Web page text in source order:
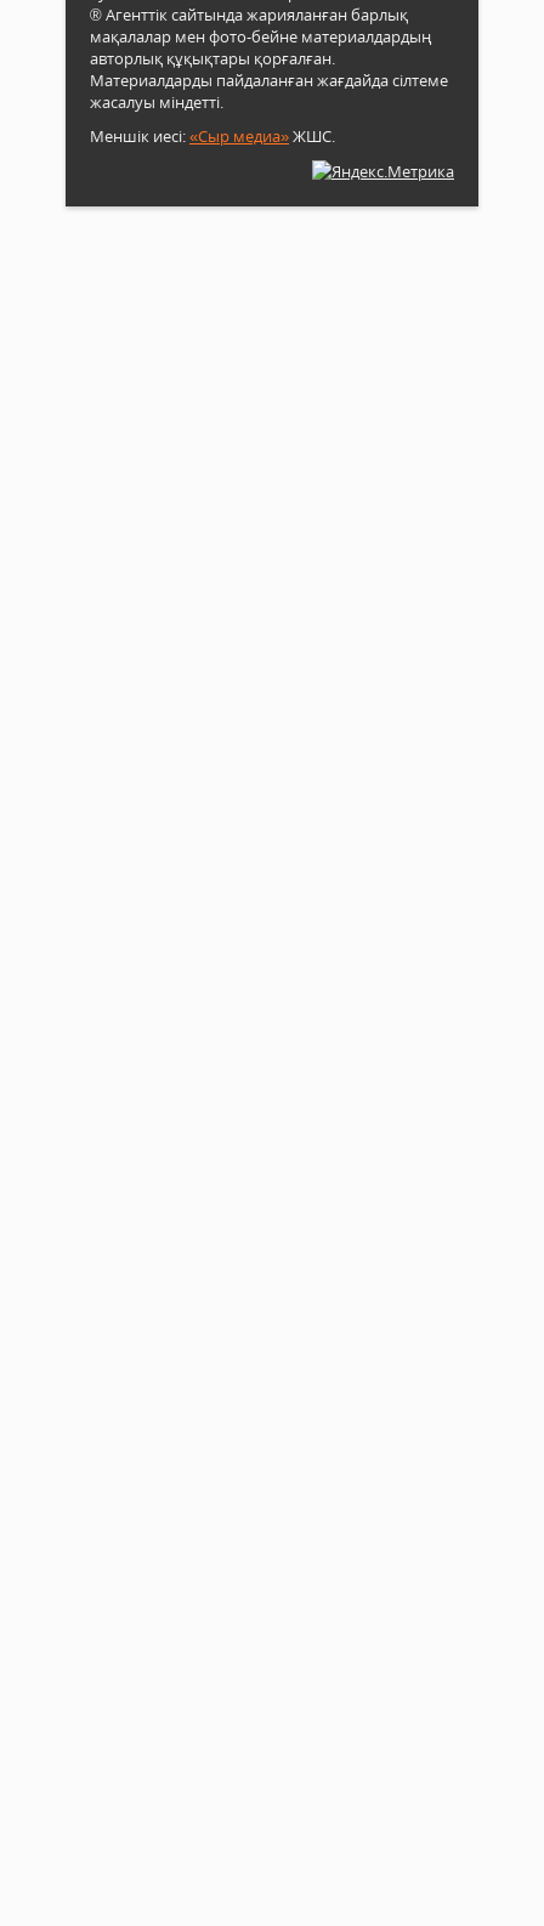
® Агенттік сайтында жарияланған барлық
мақалалар мен фото-бейне материалдардың
авторлық құқықтары қорғалған.
Материалдарды пайдаланған жағдайда сілтеме
жасалуы міндетті.
Меншік иесі:«Сыр медиа»ЖШС.